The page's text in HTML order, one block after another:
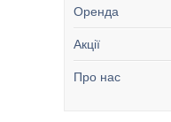
Оренда
Акції
Про нас